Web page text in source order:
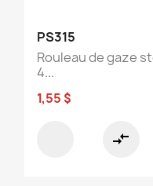
PS315
Rouleau de gaze
4...
1,55 $
compare_arrows